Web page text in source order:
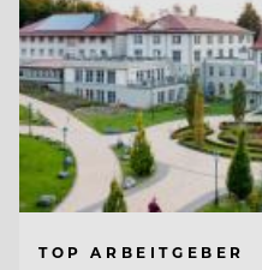
TOP ARBEITGEBER